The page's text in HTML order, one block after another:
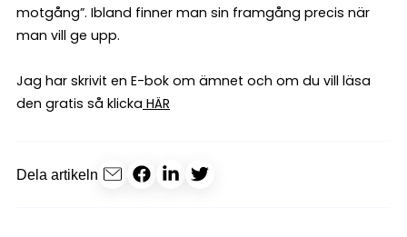
motgång”. Ibland finner man sin framgång precis när
man vill ge upp.
Jag har skrivit en E-bok om ämnet och om du vill läsa
den gratis så klicka HÄR
Dela artikeln